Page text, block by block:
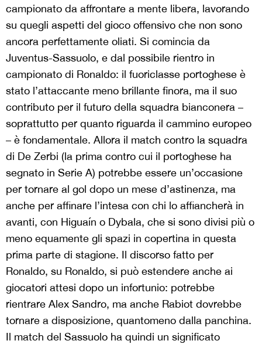
campionato da affrontare a mente libera, lavorando
su quegli aspetti del gioco offensivo che non sono
ancora perfettamente oliati. Si comincia da
Juventus-Sassuolo, e dal possibile rientro in
campionato di Ronaldo: il fuoriclasse portoghese è
stato l’attaccante meno brillante finora, ma il suo
contributo per il futuro della squadra bianconera –
soprattutto per quanto riguarda il cammino europeo
– è fondamentale. Allora il match contro la squadra
di De Zerbi (la prima contro cui il portoghese ha
segnato in Serie A) potrebbe essere un’occasione
per tornare al gol dopo un mese d’astinenza, ma
anche per affinare l’intesa con chi lo affiancherà in
avanti, con Higuaín o Dybala, che si sono divisi più o
meno equamente gli spazi in copertina in questa
prima parte di stagione. Il discorso fatto per
Ronaldo, su Ronaldo, si può estendere anche ai
giocatori attesi dopo un infortunio: potrebbe
rientrare Alex Sandro, ma anche Rabiot dovrebbe
tornare a disposizione, quantomeno dalla panchina.
Il match del Sassuolo ha quindi un significato